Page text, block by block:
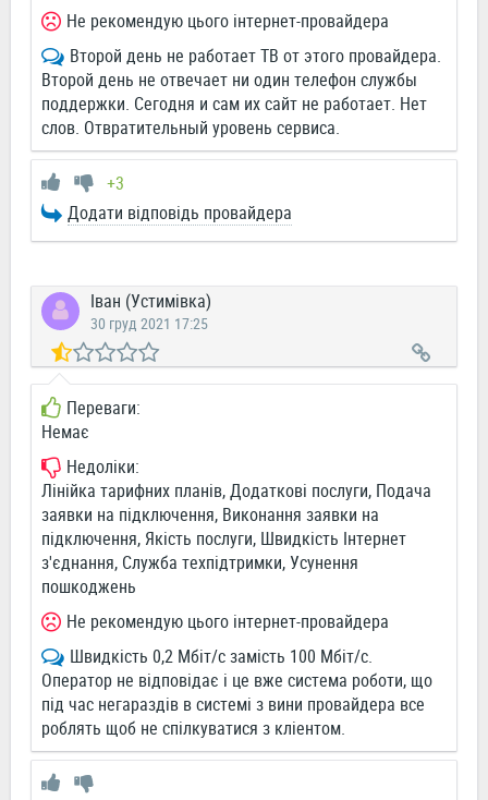
Не рекомендую цього інтернет-провайдера
Второй день не работает ТВ от этого провайдера.
Второй день не отвечает ни один телефон службы
поддержки. Сегодня и сам их сайт не работает. Нет
слов. Отвратительный уровень сервиса.
+3
Додати відповідь провайдера
Іван (Устимівка)
30 груд 2021 17:25
Переваги:
Немає
Недоліки:
Лінійка тарифних планів, Додаткові послуги, Подача
заявки на підключення, Виконання заявки на
підключення, Якість послуги, Швидкість Інтернет
з'єднання, Служба техпідтримки, Усунення
пошкоджень
Не рекомендую цього інтернет-провайдера
Швидкість 0,2 Мбіт/с замість 100 Мбіт/с.
Оператор не відповідає і це вже система роботи, що
під час негараздів в системі з вини провайдера все
роблять щоб не спілкуватися з кліентом.